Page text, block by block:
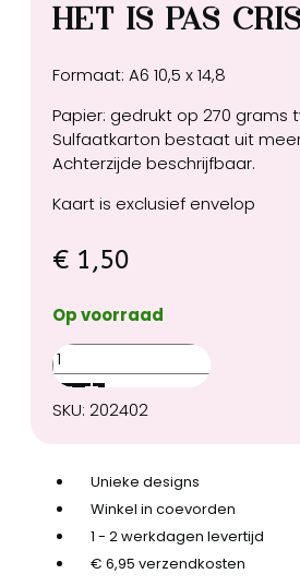
Het is pas
Formaat: A6 10,5 x 14,8
Papier: gedrukt op 270
Sulfaatkarton bestaat uit
Achterzijde beschrijfbaar.
Kaart is exclusief envelop
€ 1,50
Op voorraad
Het
is
pas
de
is
aantal
SKU: 202402
Unieke designs
Winkel in coevorden
1 - 2 werkdagen levertijd
€ 6,95 verzendkosten